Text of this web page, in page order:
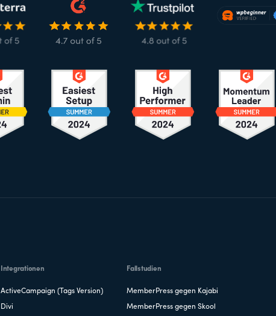
Integrationen
ActiveCampaign (Tags Version)
Divi
Fallstudien
MemberPress gegen Kajabi
MemberPress gegen Skool